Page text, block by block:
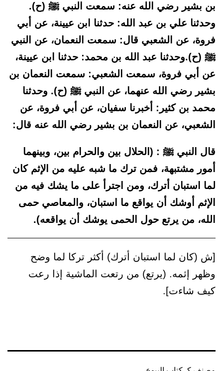
بن بشير رضي الله عنه: سمعت النبي ﷺ (ح).
وحدثنا علي بن عبد الله: حدثنا ابن عيينة، عن أبي
فروة، عن الشعبي قال: سمعت النعمان، عن النبي
ﷺ (ح).وحدثنا عبد الله بن محمد: حدثنا ابن عيينة،
عن أبي فروة، سمعت الشعبي: سمعت النعمان بن
بشير رضي الله عنهما، عن النبي ﷺ (ح). وحدثنا
محمد بن كثير: أخبرنا سفيان، عن أبي فروة، عن
الشعبي، عن النعمان بن بشير رضي الله عنه قال:
قال النبي ﷺ : (الحلال بين والحرام بين، وبينهما
أمور مشتبهة، فمن ترك ما شبه عليه من الإثم كان
لما استبان أترك، ومن اجترأ على ما يشك فيه من
الإثم أوشك أن يواقع ما استبان، والمعاصي حمى
الله، من يرتع حول الحمى يوشك أن يواقعه).
[ش (كان لما استبان أترك) أكثر تركا لما وضح
وظهر إثمه. (يرتع) من رتعت الماشية إذا رعت
كيف شاءت].